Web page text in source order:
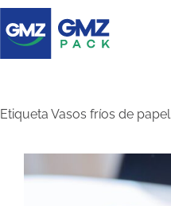
Etiqueta Vasos fríos de papel